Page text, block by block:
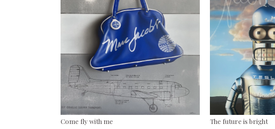
Come fly with me The future is bright